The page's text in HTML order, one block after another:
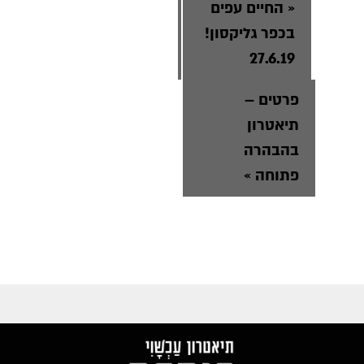
« החיים עפים
בכפר גליקסון!
27.6.19
פרטים –
תיאטרון
בהבהרה
פתוחה »